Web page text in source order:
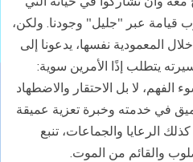
قيامة عبر "جليل" وجودنا. ولكن،
المعمودية نفسها، يدعونا إلى
يتطلب إذًا الأمرين سوية:
لا بل الاحتقار والاضطهاد
في خدمته وخبرة تعزية عميقة
الرعايا والجماعات، تنبع
والقائم من الموت.